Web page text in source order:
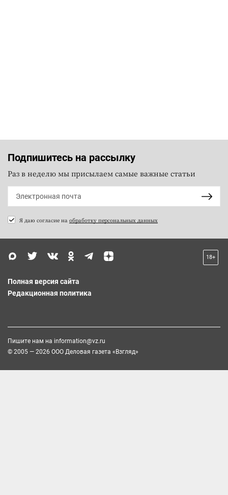
Подпишитесь на рассылку
Раз в неделю мы присылаем самые важные статьи
Я даю согласие на обработку персональных данных
18+
Полная версия сайта
Редакционная политика
Пишите нам на information@vz.ru
© 2005 — 2026 ООО Деловая газета «Взгляд»